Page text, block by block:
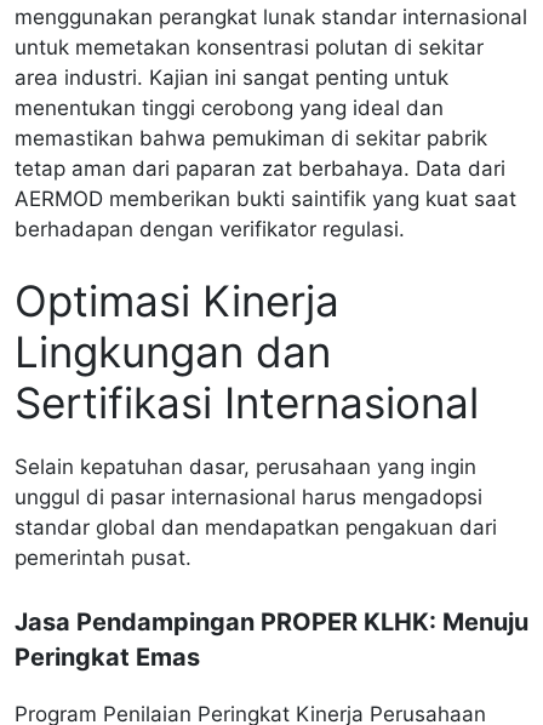
menggunakan perangkat lunak standar internasional
untuk memetakan konsentrasi polutan di sekitar
area industri. Kajian ini sangat penting untuk
menentukan tinggi cerobong yang ideal dan
memastikan bahwa pemukiman di sekitar pabrik
tetap aman dari paparan zat berbahaya. Data dari
AERMOD memberikan bukti saintifik yang kuat saat
berhadapan dengan verifikator regulasi.
Optimasi Kinerja
Lingkungan dan
Sertifikasi Internasional
Selain kepatuhan dasar, perusahaan yang ingin
unggul di pasar internasional harus mengadopsi
standar global dan mendapatkan pengakuan dari
pemerintah pusat.
Jasa Pendampingan PROPER KLHK: Menuju
Peringkat Emas
Program Penilaian Peringkat Kinerja Perusahaan